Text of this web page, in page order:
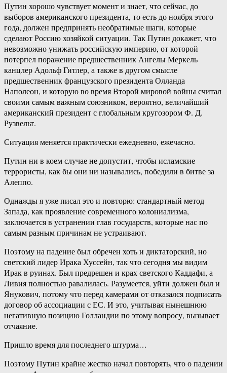
Путин хорошо чувствует момент и знает, что сейчас, до
выборов американского президента, то есть до ноября этого
года, должен предпринять необратимые шаги, которые
сделают Россию хозяйкой ситуации. Так Путин докажет, что
невозможно унижать российскую империю, от которой
потерпел поражение предшественник Ангелы Меркель
канцлер Адольф Гитлер, а также в другом смысле
предшественник французского президента Олланда
Наполеон, и которую во время Второй мировой войны считал
своими самым важным союзником, вероятно, величайший
американский президент с глобальным кругозором Ф. Д.
Рузвельт.
Ситуация меняется практически ежедневно, ежечасно.
Путин ни в коем случае не допустит, чтобы исламские
террористы, как бы они ни назывались, победили в битве за
Алеппо.
Однажды я уже писал это и повторю: стандартный метод
Запада, как проявление современного колониализма,
заключается в устранении глав государств, которые нас по
самым разным причинам не устраивают.
Поэтому на падение был обречен хоть и диктаторский, но
светский лидер Ирака Хуссейн, так что сегодня мы видим
Ирак в руинах. Был предрешен и крах светского Каддафи, а
Ливия полностью равалилась. Разумеется, уйти должен был и
Янукович, потому что перед камерами от отказался подписать
договор об ассоциации с ЕС. И это, учитывая нынешнюю
негативную позицию Голландии по этому вопросу, вызывает
отчаяние.
Пришло время для последнего штурма…
Поэтому Путин крайне жестко начал повторять, что о падении